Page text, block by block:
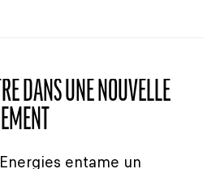
DANS UNE NOUVELLE
entame un